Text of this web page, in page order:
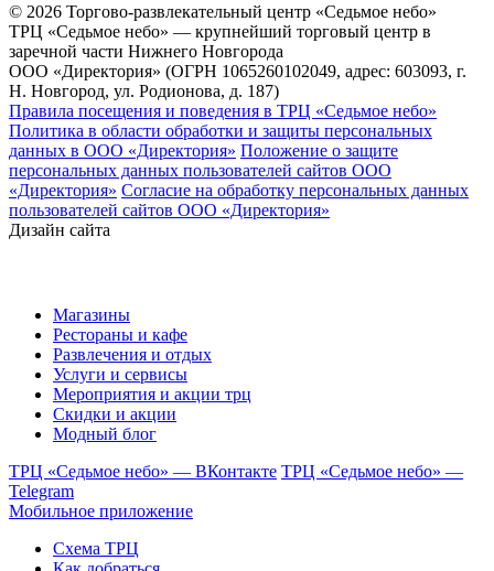
© 2026 Торгово-развлекательный центр «Седьмое небо»
ТРЦ «Седьмое небо» — крупнейший торговый центр в
заречной части Нижнего Новгорода
ООО «Директория» (ОГРН 1065260102049, адрес: 603093, г.
Н. Новгород, ул. Родионова, д. 187)
Правила посещения и поведения в ТРЦ «Седьмое небо»
Политика в области обработки и защиты персональных
данных в ООО «Директория» Положение о защите
персональных данных пользователей сайтов ООО
«Директория» Согласие на обработку персональных данных
пользователей сайтов ООО «Директория»
Дизайн сайта
Магазины
Рестораны и кафе
Развлечения и отдых
Услуги и сервисы
Мероприятия и акции трц
Скидки и акции
Модный блог
ТРЦ «Седьмое небо» — ВКонтакте ТРЦ «Седьмое небо» —
Telegram
Мобильное приложение
Схема ТРЦ